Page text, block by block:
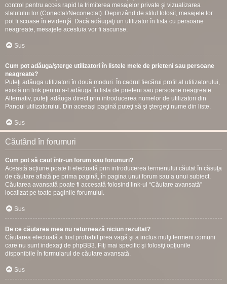
control pentru acces rapid la trimiterea mesajelor private şi vizualizarea
statutului lor (Conectat/Neconectat). Depinzând de stilul folosit, mesajele lor
pot fi scoase în evidenţă. Dacă adăugaţi un utilizator în lista cu persoane
neagreate, mesajele acestuia vor fi ascunse.
Sus
Cum pot adăuga/şterge utilizatori în listele mele de prieteni sau persoane
neagreate?
Puteţi adăuga utilizatori în două moduri. În cadrul fiecărui profil al utilizatorului,
există un link pentru a-l adăuga în lista de prieteni sau persoane neagreate.
Alternativ, puteţi adăuga direct prin introducerea numelor de utilizatori din
Panoul utilizatorului. Din aceeaşi pagină puteţi să şi ştergeţi nume din liste.
Sus
Căutând în forumuri
Cum pot să caut într-un forum sau forumuri?
Această acțiune poate fi efectuată prin introducerea termenului căutat în căsuţa
de căutare aflată pe prima pagină, în pagina unui forum sau a unui subiect.
Căutarea avansată poate fi accesată folosind link-ul “Căutare avansată”
localizat pe toate paginile forumului.
Sus
De ce căutarea mea nu returnează niciun rezultat?
Căutarea efectuată a fost probabil prea vagă şi a inclus mulţi termeni comuni
care nu sunt indexaţi de phpBB3. Fiţi mai specific şi folosiţi opţiunile
disponibile în formularul de căutare avansată.
Sus